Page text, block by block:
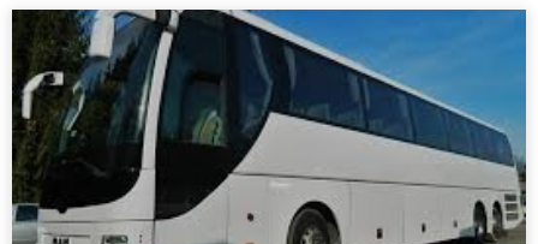
параллельно с такими...